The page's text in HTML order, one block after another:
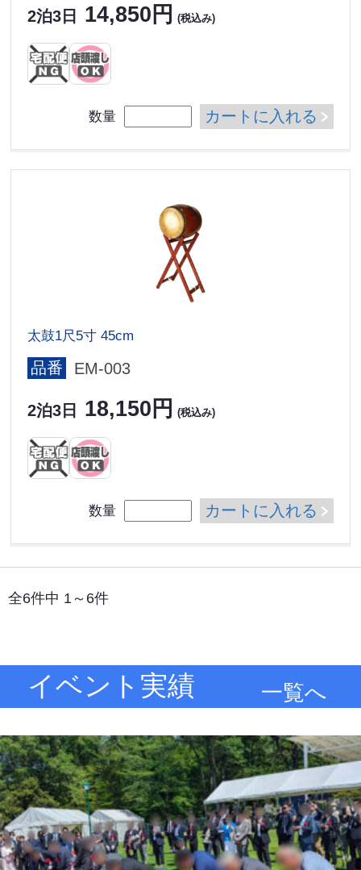
2泊3日 14,850円 (税込み)
数量 カートに入れる
太鼓1尺5寸 45cm
品番 EM-003
2泊3日 18,150円 (税込み)
数量 カートに入れる
全6件中 1～6件
イベント実績 一覧へ